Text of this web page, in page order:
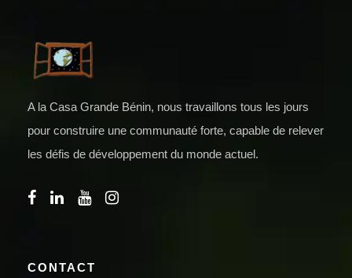
A la Casa Grande Bénin, nous travaillons tous les jours
pour construire une communauté forte, capable de relever
les défis de développement du monde actuel.
CONTACT